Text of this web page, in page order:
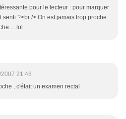
pour le lecteur : pour marquer
senti ?<br /> On est jamais trop proche
lol
21:48
, c'était un examen rectal .